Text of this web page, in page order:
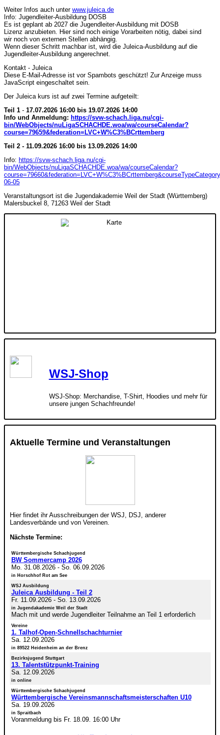
Weiter Infos auch unter www.juleica.de
Info: Jugendleiter-Ausbildung DOSB
Es ist geplant ab 2027 die Jugendleiter-Ausbildung mit DOSB
Lizenz anzubieten. Hier sind noch einige Vorarbeiten nötig, dabei sind
wir noch von externen Stellen abhängig.
Wenn dieser Schritt machbar ist, wird die Juleica-Ausbildung auf die
Jugendleiter-Ausbildung angerechnet.
Kontakt - Juleica
Diese E-Mail-Adresse ist vor Spambots geschützt! Zur Anzeige muss
JavaScript eingeschaltet sein.
Der Juleica kurs ist auf zwei Termine aufgeteilt:
Teil 1 - 17.07.2026 16:00 bis 19.07.2026 14:00
Info und Anmeldung: https://svw-schach.liga.nu/cgi-
bin/WebObjects/nuLigaSCHACHDE.woa/wa/courseCalendar?
course=79659&federation=LVC+W%C3%BCrttemberg
Teil 2 - 11.09.2026 16:00 bis 13.09.2026 14:00
Info: https://svw-schach.liga.nu/cgi-
bin/WebObjects/nuLigaSCHACHDE.woa/wa/courseCalendar?
06-05
Veranstaltungsort ist die Jugendakademie Weil der Stadt (Württemberg)
Malersbuckel 8, 71263 Weil der Stadt
WSJ-Shop
WSJ-Shop: Merchandise, T-Shirt, Hoodies und mehr für
unsere jungen Schachfreunde!
Aktuelle Termine und Veranstaltungen
Hier findet ihr Ausschreibungen der WSJ, DSJ, anderer
Landesverbände und von Vereinen.
Nächste Termine:
Württembergische Schachjugend
BW Sommercamp 2026
Mo. 31.08.2026- So. 06.09.2026
in Horschhof Rot am See
WSJ Ausbildung
Juleica Ausbildung - Teil 2
Fr. 11.09.2026- So. 13.09.2026
in Jugendakademie Weil der Stadt
Mach mit und werde Jugendleiter Teilnahme an Teil 1 erforderlich
Vereine
1. Talhof-Open-Schnellschachturnier
Sa. 12.09.2026
in 89522 Heidenheim an der Brenz
Bezirksjugend Stuttgart
13. Talentstützpunkt-Training
Sa. 12.09.2026
in online
Württembergische Schachjugend
Württembergische Vereinsmannschaftsmeisterschaften U10
Sa. 19.09.2026
in Spraitbach
Voranmeldung bis Fr. 18.09. 16:00 Uhr